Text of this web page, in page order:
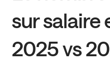
sur salaire
2025 vs